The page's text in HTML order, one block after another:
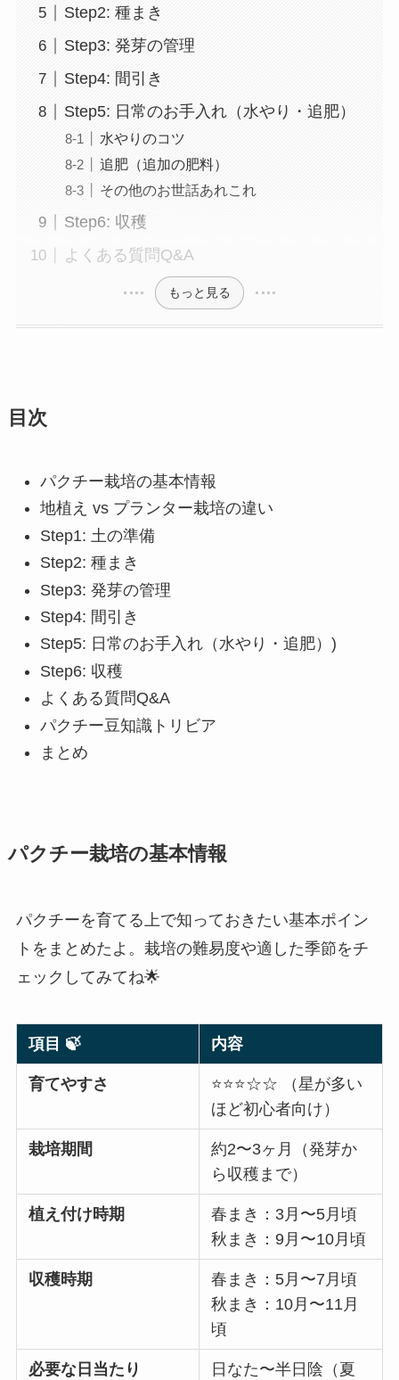
Step2: 種まき
Step3: 発芽の管理
Step4: 間引き
Step5: 日常のお手入れ（水やり・追肥）
水やりのコツ
追肥（追加の肥料）
その他のお世話あれこれ
Step6: 収穫
よくある質問Q&A
もっと見る
目次
パクチー栽培の基本情報
地植え vs プランター栽培の違い
Step1: 土の準備
Step2: 種まき
Step3: 発芽の管理
Step4: 間引き
Step5: 日常のお手入れ（水やり・追肥）)
Step6: 収穫
よくある質問Q&A
パクチー豆知識トリビア
まとめ
パクチー栽培の基本情報
パクチーを育てる上で知っておきたい基本ポイン
トをまとめたよ。栽培の難易度や適した季節をチ
ェックしてみてね🌟
項目 🍃 内容
育てやすさ
⭐⭐⭐☆☆ （星が多い
ほど初心者向け）
栽培期間
約2〜3ヶ月（発芽か
ら収穫まで）
植え付け時期
春まき：3月〜5月頃
秋まき：9月〜10月頃
収穫時期
春まき：5月〜7月頃
秋まき：10月〜11月
頃
必要な日当たり 日なた〜半日陰（夏